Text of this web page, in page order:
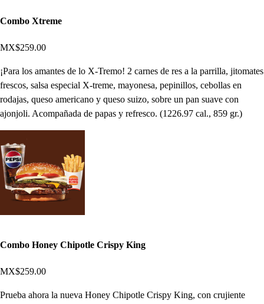
Combo Xtreme
MX$259.00
¡Para los amantes de lo X-Tremo! 2 carnes de res a la parrilla, jitomates
frescos, salsa especial X-treme, mayonesa, pepinillos, cebollas en
rodajas, queso americano y queso suizo, sobre un pan suave con
ajonjoli. Acompañada de papas y refresco. (1226.97 cal., 859 gr.)
Combo Honey Chipotle Crispy King
MX$259.00
Prueba ahora la nueva Honey Chipotle Crispy King, con crujiente